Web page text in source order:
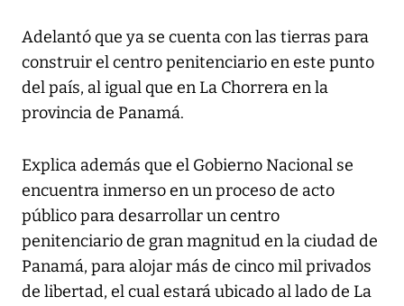
Adelantó que ya se cuenta con las tierras para
construir el centro penitenciario en este punto
del país, al igual que en La Chorrera en la
provincia de Panamá.
Explica además que el Gobierno Nacional se
encuentra inmerso en un proceso de acto
público para desarrollar un centro
penitenciario de gran magnitud en la ciudad de
Panamá, para alojar más de cinco mil privados
de libertad, el cual estará ubicado al lado de La